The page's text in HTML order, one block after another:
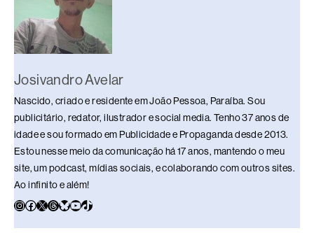
Josivandro Avelar
Nascido, criado e residente em João Pessoa, Paraíba. Sou
publicitário, redator, ilustrador e social media. Tenho 37 anos de
idade e sou formado em Publicidade e Propaganda desde 2013.
Estou nesse meio da comunicação há 17 anos, mantendo o meu
site, um podcast, mídias sociais, e colaborando com outros sites.
Ao infinito e além!